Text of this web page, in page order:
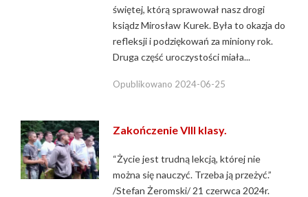
świętej, którą sprawował nasz drogi
ksiądz Mirosław Kurek. Była to okazja do
refleksji i podziękowań za miniony rok.
Druga część uroczystości miała...
Opublikowano 2024-06-25
Zakończenie VIII klasy.
“Życie jest trudną lekcją, której nie
można się nauczyć. Trzeba ją przeżyć.”
/Stefan Żeromski/ 21 czerwca 2024r.